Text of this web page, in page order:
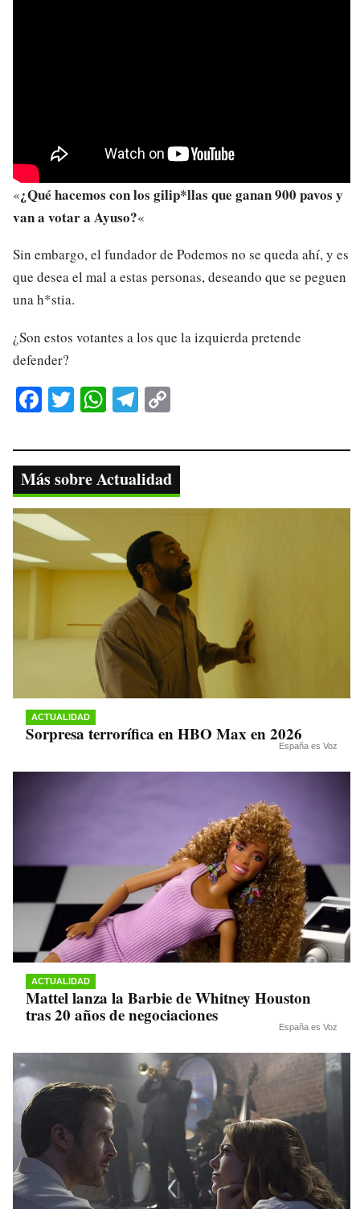
«¿Qué hacemos con los gilip*llas que ganan 900 pavos y
van a votar a Ayuso?«
Sin embargo, el fundador de Podemos no se queda ahí, y es
que desea el mal a estas personas, deseando que se peguen
una h*stia.
¿Son estos votantes a los que la izquierda pretende
defender?
Fa
bo
ok
T
tte
r
W
ts
A
pp
Te
gr
a
m
y
Li
nk
Más sobre Actualidad
ACTUALIDAD
Sorpresa terrorífica en HBO Max en 2026
España es Voz
ACTUALIDAD
Mattel lanza la Barbie de Whitney Houston
tras 20 años de negociaciones
España es Voz